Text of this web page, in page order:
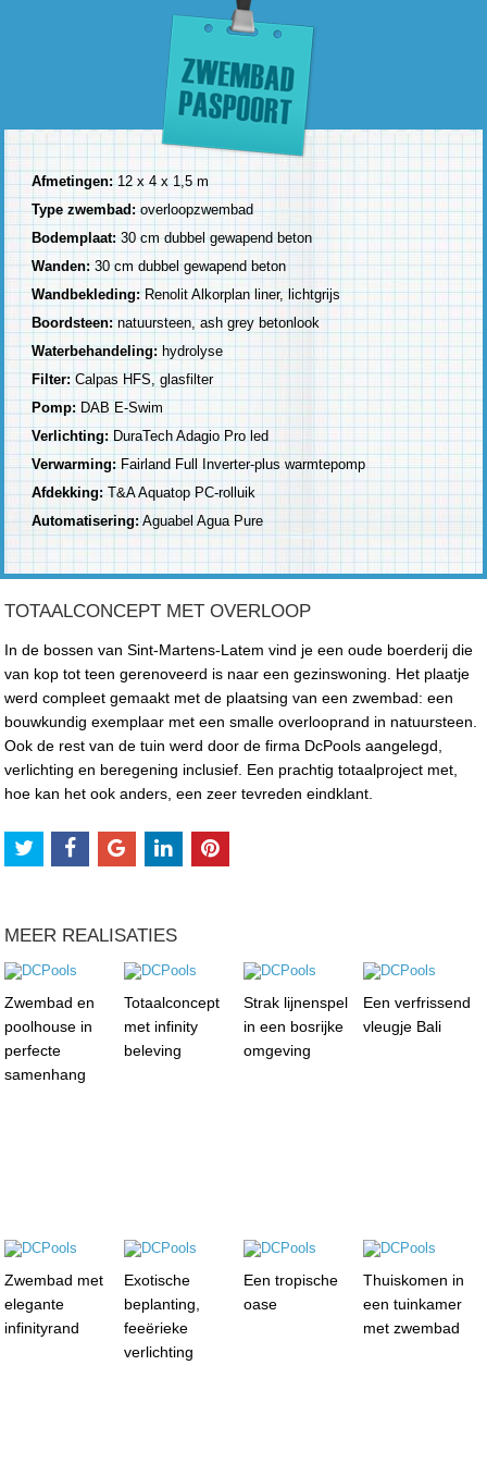
Afmetingen:12 x 4 x 1,5 m
Type zwembad:overloopzwembad
Bodemplaat: 30 cm dubbel gewapend beton
Wanden:30 cm dubbel gewapend beton
Wandbekleding:Renolit Alkorplan liner, lichtgrijs
Boordsteen:natuursteen, ash grey betonlook
Waterbehandeling: hydrolyse
Filter: Calpas HFS, glasfilter
Pomp: DAB E-Swim
Verlichting: DuraTech Adagio Pro led
Verwarming:Fairland Full Inverter-plus warmtepomp
Afdekking:T&A Aquatop PC-rolluik
Automatisering: Aguabel Agua Pure
TOTAALCONCEPT MET OVERLOOP
In de bossen van Sint-Martens-Latem vind je een oude boerderij die
van kop tot teen gerenoveerd is naar een gezinswoning. Het plaatje
werd compleet gemaakt met de plaatsing van een zwembad: een
bouwkundig exemplaar met een smalle overlooprand in natuursteen.
Ook de rest van de tuin werd door de firma DcPools aangelegd,
verlichting en beregening inclusief. Een prachtig totaalproject met,
hoe kan het ook anders, een zeer tevreden eindklant.
MEER REALISATIES
Zwembad en
poolhouse in
perfecte
samenhang
Totaalconcept
met infinity
beleving
Strak lijnenspel
in een bosrijke
omgeving
Een verfrissend
vleugje Bali
Zwembad met
elegante
infinityrand
Exotische
beplanting,
feeërieke
verlichting
Een tropische
oase
Thuiskomen in
een tuinkamer
met zwembad